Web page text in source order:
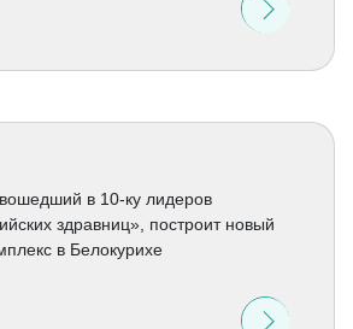
в 10-ку лидеров
здравниц», построит новый
в Белокурихе